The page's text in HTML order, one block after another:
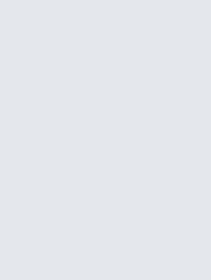
mit